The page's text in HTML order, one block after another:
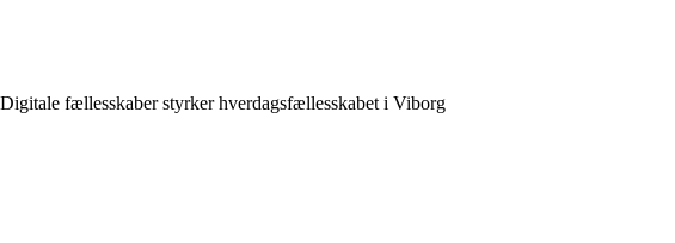
Digitale fællesskaber styrker hverdagsfællesskabet i Viborg